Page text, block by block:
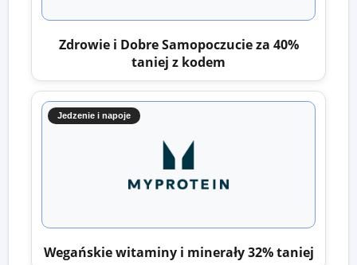
Zdrowie i Dobre Samopoczucie za 40%
taniej z kodem
Jedzenie i napoje
Wegańskie witaminy i minerały 32% taniej